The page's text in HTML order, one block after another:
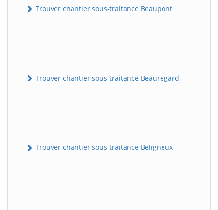
Trouver chantier sous-traitance Beaupont
Trouver chantier sous-traitance Beauregard
Trouver chantier sous-traitance Béligneux